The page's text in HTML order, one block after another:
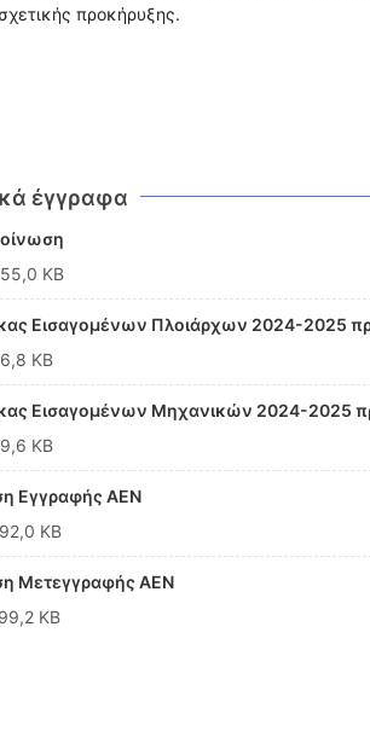
σχετικής προκήρυξης.
έγγραφα
KB
Εισαγομένων Πλοιάρχων 2024-2025
KB
Εισαγομένων Μηχανικών 2024-2025
KB
Εγγραφής ΑΕΝ
KB
Μετεγγραφής ΑΕΝ
KB